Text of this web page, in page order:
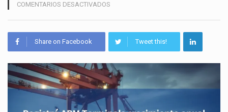
COMENTARIOS DESACTIVADOS
TERMINALS
CRECIMIENTO
DE
25%
EN
PUERTOS
Share on Facebook Tweet this!